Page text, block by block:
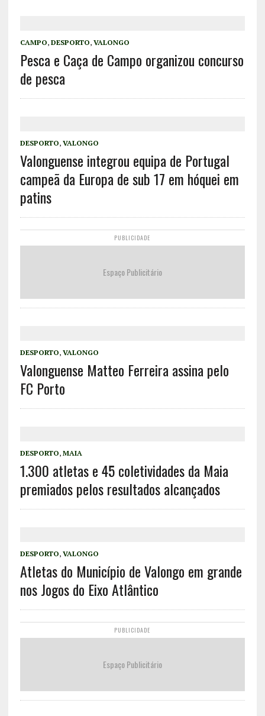
CAMPO, DESPORTO, VALONGO
Pesca e Caça de Campo organizou concurso
de pesca
DESPORTO, VALONGO
Valonguense integrou equipa de Portugal
campeã da Europa de sub 17 em hóquei em
patins
PUBLICIDADE
Espaço Publicitário
DESPORTO, VALONGO
Valonguense Matteo Ferreira assina pelo
FC Porto
DESPORTO, MAIA
1.300 atletas e 45 coletividades da Maia
premiados pelos resultados alcançados
DESPORTO, VALONGO
Atletas do Município de Valongo em grande
nos Jogos do Eixo Atlântico
PUBLICIDADE
Espaço Publicitário